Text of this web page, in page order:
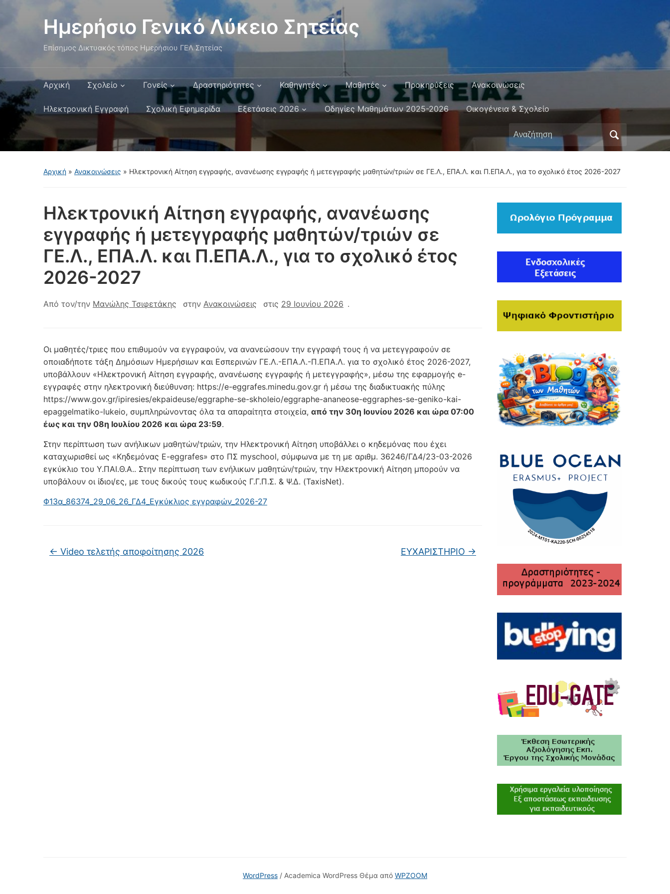
Ημερήσιο Γενικό Λύκειο Σητείας
Επίσημος Δικτυακός τόπος Ημερήσιου ΓΕΛ Σητείας
Αρχική Σχολείο Γονείς Δραστηριότητες Καθηγητές Μαθητές Προκηρύξεις Ανακοινώσεις
Ηλεκτρονική Εγγραφή Σχολική Εφημερίδα Εξετάσεις 2026 Οδηγίες Μαθημάτων 2025-2026 Οικογένεια & Σχολείο
Αναζήτηση
για:
Αρχική » Ανακοινώσεις » Ηλεκτρονική Αίτηση εγγραφής, ανανέωσης εγγραφής ή μετεγγραφής μαθητών/τριών σε ΓΕ.Λ., ΕΠΑ.Λ. και Π.ΕΠΑ.Λ., για το σχολικό έτος 2026-2027
Ηλεκτρονική Αίτηση εγγραφής, ανανέωσης
εγγραφής ή μετεγγραφής μαθητών/τριών σε
ΓΕ.Λ., ΕΠΑ.Λ. και Π.ΕΠΑ.Λ., για το σχολικό έτος
2026-2027
Από τον/την Μανώλης Τσιφετάκης στην Ανακοινώσεις στις 29 Ιουνίου 2026 .
Οι μαθητές/τριες που επιθυμούν να εγγραφούν, να ανανεώσουν την εγγραφή τους ή να μετεγγραφούν σε
οποιαδήποτε τάξη Δημόσιων Ημερήσιων και Εσπερινών ΓΕ.Λ.-ΕΠΑ.Λ.-Π.ΕΠΑ.Λ. για το σχολικό έτος 2026-2027,
υποβάλλουν «Ηλεκτρονική Αίτηση εγγραφής, ανανέωσης εγγραφής ή μετεγγραφής», μέσω της εφαρμογής e-
εγγραφές στην ηλεκτρονική διεύθυνση: https://e-eggrafes.minedu.gov.gr ή μέσω της διαδικτυακής πύλης
https://www.gov.gr/ipiresies/ekpaideuse/eggraphe-se-skholeio/eggraphe-ananeose-eggraphes-se-geniko-kai-
epaggelmatiko-lukeio, συμπληρώνοντας όλα τα απαραίτητα στοιχεία, από την 30η Ιουνίου 2026 και ώρα 07:00
έως και την 08η Ιουλίου 2026 και ώρα 23:59.
Στην περίπτωση των ανήλικων μαθητών/τριών, την Ηλεκτρονική Αίτηση υποβάλλει ο κηδεμόνας που έχει
καταχωρισθεί ως «Κηδεμόνας E-eggrafes» στο ΠΣ myschool, σύμφωνα με τη με αριθμ. 36246/ΓΔ4/23-03-2026
εγκύκλιο του Υ.ΠΑΙ.Θ.Α.. Στην περίπτωση των ενήλικων μαθητών/τριών, την Ηλεκτρονική Αίτηση μπορούν να
υποβάλουν οι ίδιοι/ες, με τους δικούς τους κωδικούς Γ.Γ.Π.Σ. & Ψ.Δ. (TaxisNet).
Φ13α_86374_29_06_26_ΓΔ4_Εγκύκλιος εγγραφών_2026-27
← Video τελετής αποφοίτησης 2026 ΕΥΧΑΡΙΣΤΗΡΙΟ →
WordPress / Academica WordPress Θέμα από WPZOOM